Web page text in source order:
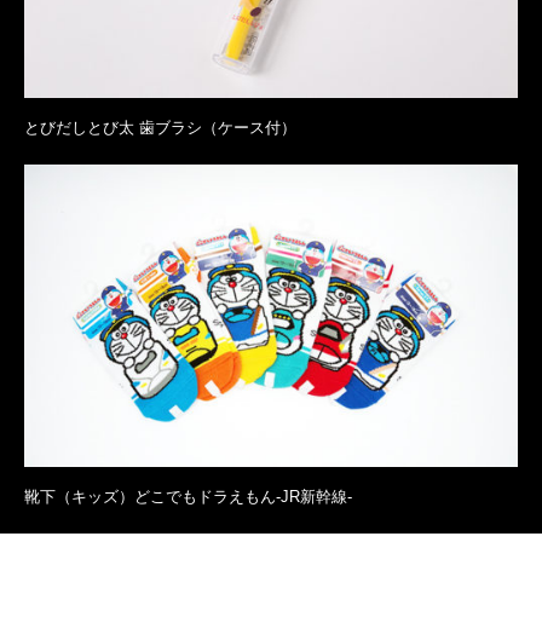
とびだしとび太 歯ブラシ（ケース付）
靴下（キッズ）どこでもドラえもん-JR新幹線-